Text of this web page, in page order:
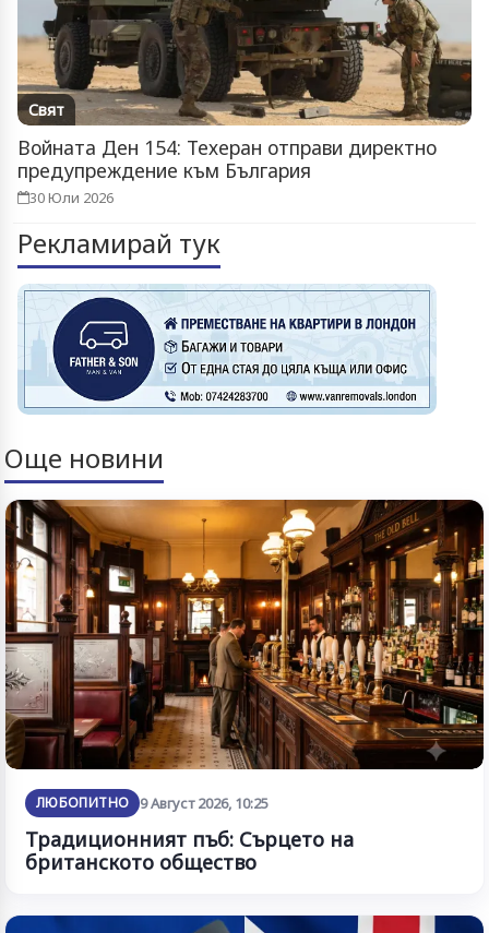
Свят
Войната Ден 154: Техеран отправи директно
предупреждение към България
30 Юли 2026
Рекламирай тук
Още новини
ЛЮБОПИТНО 9 Август 2026, 10:25
Традиционният пъб: Сърцето на
британското общество